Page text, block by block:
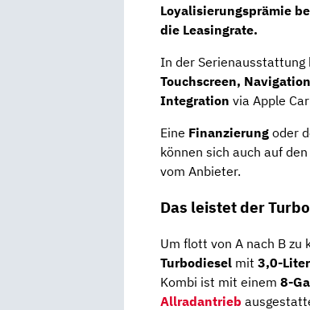
Loyalisierungsprämie
die Leasingrate.
In der
Touchscreen,
Integration via Apple
Eine Finanzierung oder
können sich auch auf
vom Anbieter.
Das leistet der
Um flott von A nach B zu
Turbodiesel mit 3,0-
Kombi ist mit einem 8-
Allradantrieb